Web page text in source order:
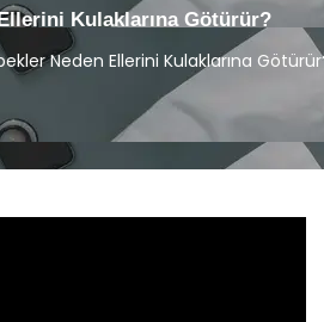
Kulaklarına Götürür?
Neden Ellerini Kulaklarına